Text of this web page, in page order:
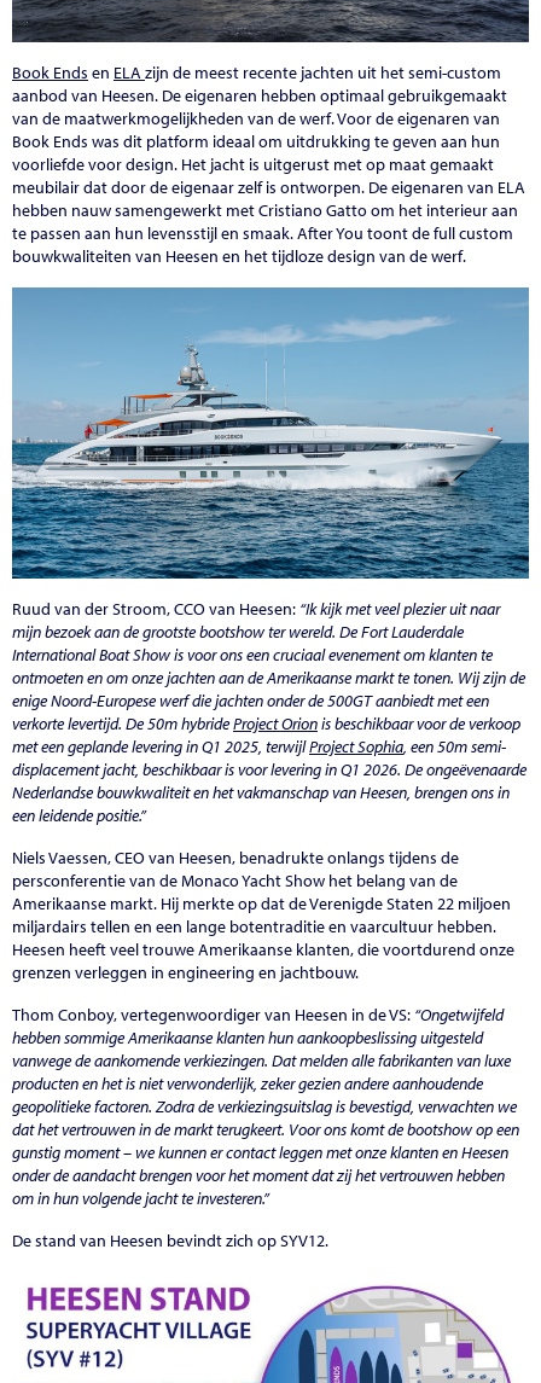
Book Ends en ELA zijn de meest recente jachten uit het semi-custom
aanbod van Heesen. De eigenaren hebben optimaal gebruikgemaakt
van de maatwerkmogelijkheden van de werf. Voor de eigenaren van
Book Ends was dit platform ideaal om uitdrukking te geven aan hun
voorliefde voor design. Het jacht is uitgerust met op maat gemaakt
meubilair dat door de eigenaar zelf is ontworpen. De eigenaren van ELA
hebben nauw samengewerkt met Cristiano Gatto om het interieur aan
te passen aan hun levensstijl en smaak. After You toont de full custom
bouwkwaliteiten van Heesen en het tijdloze design van de werf.
Ruud van der Stroom, CCO van Heesen: “Ik kijk met veel plezier uit naar
mijn bezoek aan de grootste bootshow ter wereld. De Fort Lauderdale
International Boat Show is voor ons een cruciaal evenement om klanten te
ontmoeten en om onze jachten aan de Amerikaanse markt te tonen. Wij zijn de
enige Noord-Europese werf die jachten onder de 500GT aanbiedt met een
verkorte levertijd. De 50m hybrideProject Orionis beschikbaar voor de verkoop
met een geplande levering in Q1 2025, terwijlProject Sophia , een 50m semi-
displacement jacht, beschikbaar is voor levering in Q1 2026. De ongeëvenaarde
Nederlandse bouwkwaliteit en het vakmanschap van Heesen, brengen ons in
een leidende positie.”
Niels Vaessen, CEO van Heesen, benadrukte onlangs tijdens de
persconferentie van de Monaco Yacht Show het belang van de
Amerikaanse markt. Hij merkte op dat de Verenigde Staten 22 miljoen
miljardairs tellen en een lange botentraditie en vaarcultuur hebben.
Heesen heeft veel trouwe Amerikaanse klanten, die voortdurend onze
grenzen verleggen in engineering en jachtbouw.
Thom Conboy, vertegenwoordiger van Heesen in de VS: “Ongetwijfeld
hebben sommige Amerikaanse klanten hun aankoopbeslissing uitgesteld
vanwege de aankomende verkiezingen. Dat melden alle fabrikanten van luxe
producten en het is niet verwonderlijk, zeker gezien andere aanhoudende
geopolitieke factoren. Zodra de verkiezingsuitslag is bevestigd, verwachten we
dat het vertrouwen in de markt terugkeert. Voor ons komt de bootshow op een
gunstig moment – we kunnen er contact leggen met onze klanten en Heesen
onder de aandacht brengen voor het moment dat zij het vertrouwen hebben
om in hun volgende jacht te investeren.”
De stand van Heesen bevindt zich op SYV12.